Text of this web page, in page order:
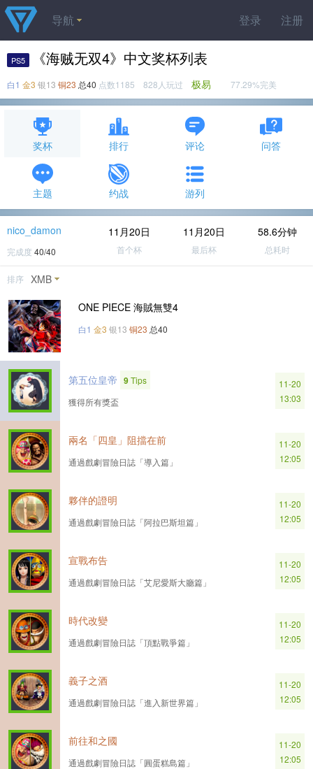
登录 注册
导航
PS5 《海贼无双4》中文奖杯列表
白1 金3 银13 铜23 总40 点数1185 828人玩过 极易 77.29%完美
奖杯 排行 评论 问答
主题 约战 游列
nico_damon
完成度 40/40
11月20日
首个杯
11月20日
最后杯
58.6分钟
总耗时
排序 XMB
ONE PIECE 海賊無雙4
白1 金3 银13 铜23 总40
第五位皇帝 9Tips
獲得所有獎盃
11-20
13:03
兩名「四皇」阻擋在前
通過戲劇冒險日誌「導入篇」
11-20
12:05
夥伴的證明
通過戲劇冒險日誌「阿拉巴斯坦篇」
11-20
12:05
宣戰布告
通過戲劇冒險日誌「艾尼愛斯大廳篇」
11-20
12:05
時代改變
通過戲劇冒險日誌「頂點戰爭篇」
11-20
12:05
義子之酒
通過戲劇冒險日誌「進入新世界篇」
11-20
12:05
前往和之國
通過戲劇冒險日誌「圓蛋糕島篇」
11-20
12:05